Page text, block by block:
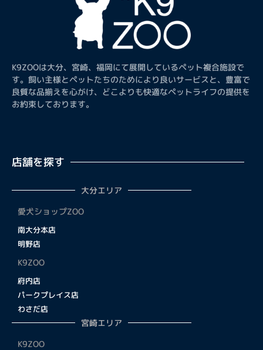
K9ZOOは大分、宮崎、福岡にて展開しているペット複合施設で
す。飼い主様とペットたちのためにより良いサービスと、豊富で
良質な品揃えを心がけ、どこよりも快適なペットライフの提供を
お約束しております。
店舗を探す
大分エリア
愛犬ショップZOO
南大分本店
明野店
K9ZOO
府内店
パークプレイス店
わさだ店
宮崎エリア
K9ZOO